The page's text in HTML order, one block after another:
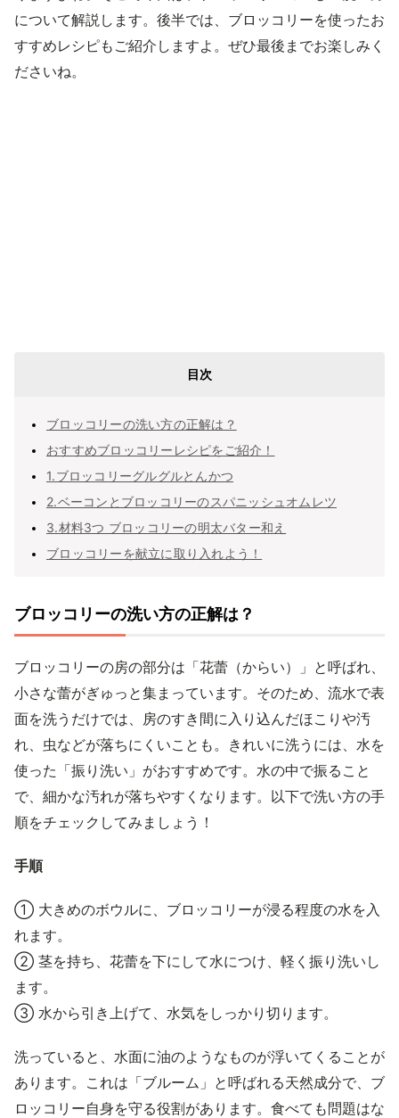
について解説します。後半では、ブロッコリーを使ったお
すすめレシピもご紹介しますよ。ぜひ最後までお楽しみく
ださいね。
目次
ブロッコリーの洗い方の正解は？
おすすめブロッコリーレシピをご紹介！
1.ブロッコリーグルグルとんかつ
2.ベーコンとブロッコリーのスパニッシュオムレツ
3.材料3つ ブロッコリーの明太バター和え
ブロッコリーを献立に取り入れよう！
ブロッコリーの洗い方の正解は？
ブロッコリーの房の部分は「花蕾（からい）」と呼ばれ、
小さな蕾がぎゅっと集まっています。そのため、流水で表
面を洗うだけでは、房のすき間に入り込んだほこりや汚
れ、虫などが落ちにくいことも。きれいに洗うには、水を
使った「振り洗い」がおすすめです。水の中で振ること
で、細かな汚れが落ちやすくなります。以下で洗い方の手
順をチェックしてみましょう！
手順
① 大きめのボウルに、ブロッコリーが浸る程度の水を入
れます。
② 茎を持ち、花蕾を下にして水につけ、軽く振り洗いし
ます。
③ 水から引き上げて、水気をしっかり切ります。
洗っていると、水面に油のようなものが浮いてくることが
あります。これは「ブルーム」と呼ばれる天然成分で、ブ
ロッコリー自身を守る役割があります。食べても問題はな